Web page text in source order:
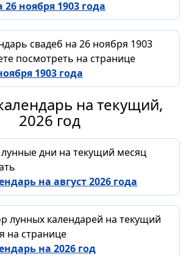
ноября 1903 года
свадеб на 26 ноября 1903
посмотреть на странице
1903 года
на текущий,
2026 год
дни на текущий месяц
на август 2026 года
лунных календарей на текущий
на странице
на 2026 год